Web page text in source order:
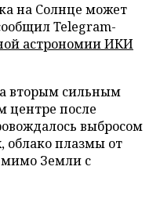
на Солнце может
Telegram-
астрономии ИКИ
вторым сильным
центре после
выбросом
плазмы от
Земли с